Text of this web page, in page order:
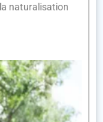
naturalisation